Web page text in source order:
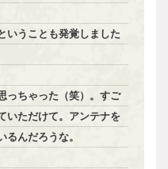
うことも発覚しました
っちゃった（笑）。すご
いただけて。アンテナを
んだろうな。